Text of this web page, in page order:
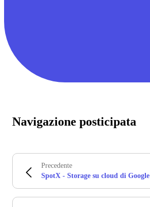
Navigazione posticipata
Precedente
SpotX - Storage su cloud di Google